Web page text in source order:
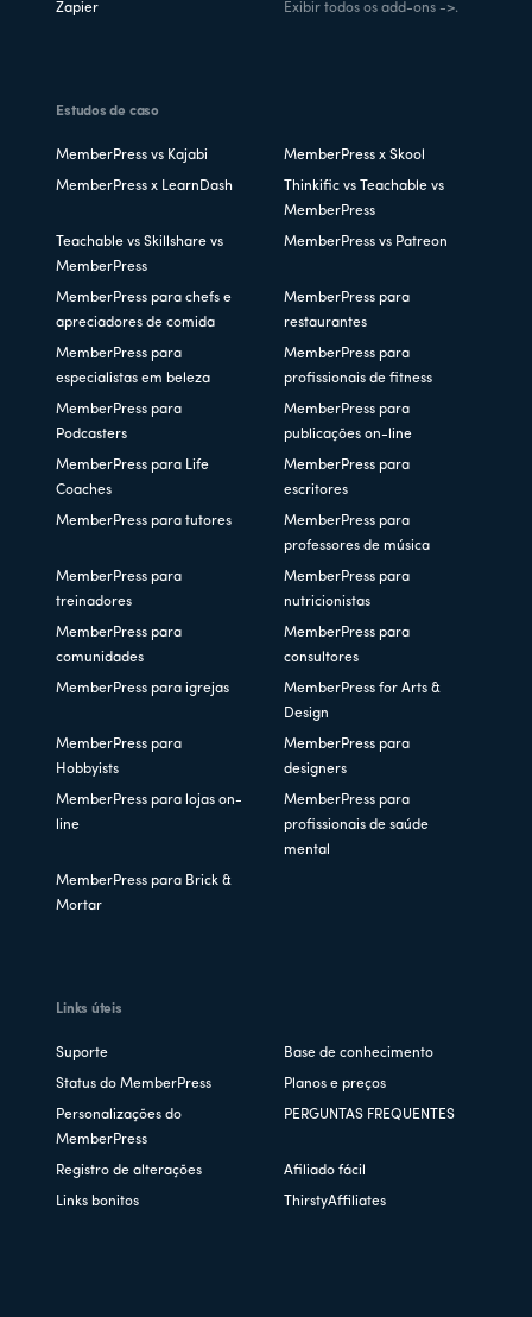
Zapier Exibir todos os add-ons ->.
Estudos de caso
MemberPress vs Kajabi MemberPress x Skool
MemberPress x LearnDash
Thinkific vs Teachable vs
MemberPress
Teachable vs Skillshare vs
MemberPress
MemberPress vs Patreon
MemberPress para chefs e
apreciadores de comida
MemberPress para
restaurantes
MemberPress para
especialistas em beleza
MemberPress para
profissionais de fitness
MemberPress para
Podcasters
MemberPress para
publicações on-line
MemberPress para Life
Coaches
MemberPress para
escritores
MemberPress para tutores
MemberPress para
professores de música
MemberPress para
treinadores
MemberPress para
nutricionistas
MemberPress para
comunidades
MemberPress para
consultores
MemberPress para igrejas
MemberPress for Arts &
Design
MemberPress para
Hobbyists
MemberPress para
designers
MemberPress para lojas on-
line
MemberPress para
profissionais de saúde
mental
MemberPress para Brick &
Mortar
Links úteis
Suporte Base de conhecimento
Status do MemberPress Planos e preços
Personalizações do
MemberPress
PERGUNTAS FREQUENTES
Registro de alterações Afiliado fácil
Links bonitos ThirstyAffiliates